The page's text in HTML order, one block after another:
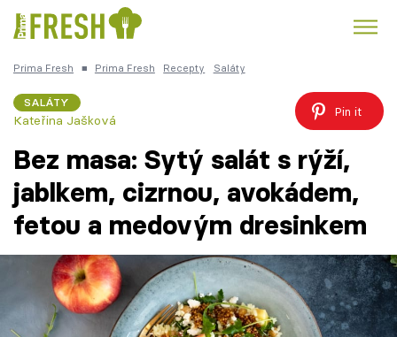
Česká kuchyně
Témata
Recepty
Články
Prima Fresh ■ Prima Fresh Recepty Saláty
SALÁTY
Kateřina Jašková
Pin it
Bez masa: Sytý salát s rýží,
jablkem, cizrnou, avokádem,
fetou a medovým dresinkem